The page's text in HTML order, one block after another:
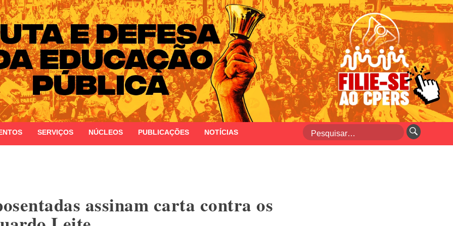
Estado do Rio Grande do Sul
SERVIÇOS NÚCLEOS PUBLICAÇÕES NOTÍCIAS
assinam carta contra os